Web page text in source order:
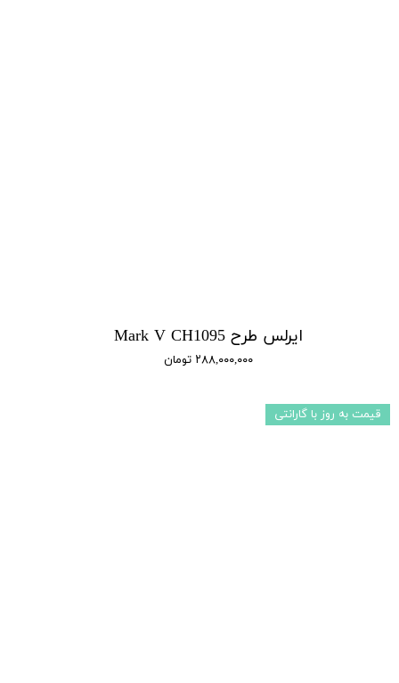
ایرلس طرح Mark V CH1095
۲۸۸,۰۰۰,۰۰۰ تومان
قیمت به روز با گارانتی